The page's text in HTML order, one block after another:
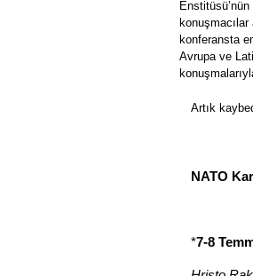
konuşmacılar
konferansta
Avrupa ve
Artık
NATO
*7-8